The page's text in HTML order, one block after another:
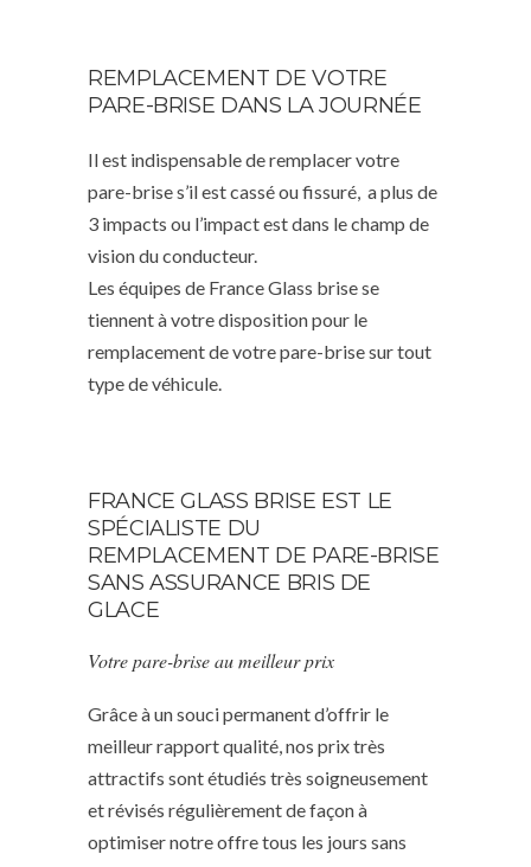
REMPLACEMENT DE VOTRE
PARE-BRISE DANS LA JOURNÉE
Il est indispensable de remplacer votre
pare-brise s’il est cassé ou fissuré, a plus de
3 impacts ou l’impact est dans le champ de
vision du conducteur.
Les équipes de France Glass brise se
tiennent à votre disposition pour le
remplacement de votre pare-brise sur tout
type de véhicule.
FRANCE GLASS BRISE EST LE
SPÉCIALISTE DU
REMPLACEMENT DE PARE-BRISE
SANS ASSURANCE BRIS DE
GLACE
Votre pare-brise au meilleur prix
Grâce à un souci permanent d’offrir le
meilleur rapport qualité, nos prix très
attractifs sont étudiés très soigneusement
et révisés régulièrement de façon à
optimiser notre offre tous les jours sans